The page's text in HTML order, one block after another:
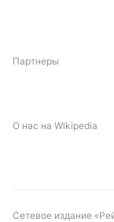
Партнеры
О нас на Wikipedia
Сетевое издание